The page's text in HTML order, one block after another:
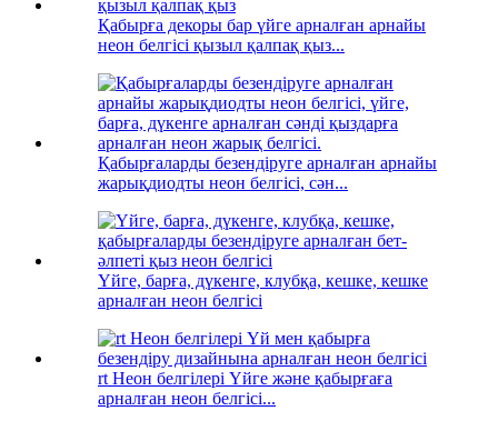
Қабырға декоры бар үйге арналған арнайы
неон белгісі қызыл қалпақ қыз...
Қабырғаларды безендіруге арналған арнайы
жарықдиодты неон белгісі, сән...
Үйге, барға, дүкенге, клубқа, кешке, кешке
арналған неон белгісі
rt Неон белгілері Үйге және қабырғаға
арналған неон белгісі...